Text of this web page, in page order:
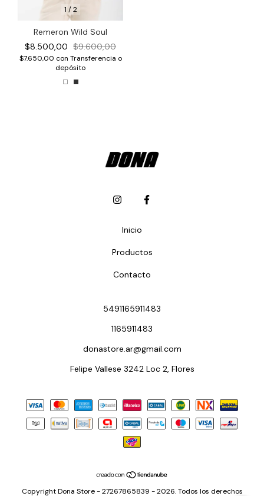
1 /2
Remeron Wild Soul
$8.500,00 $9.600,00
$7.650,00 con Transferencia o
depósito
Inicio
Productos
Contacto
5491165911483
1165911483
donastore.ar@gmail.com
Felipe Vallese 3242 Loc 2, Flores
Copyright Dona Store - 27267865839 - 2026. Todos los derechos